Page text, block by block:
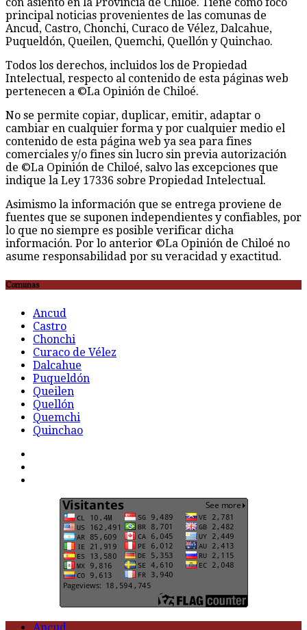
principal noticias provenientes de las comunas de
Ancud, Castro, Chonchi, Curaco de Vélez, Dalcahue,
Puqueldón, Queilen, Quemchi, Quellón y Quinchao.
Todos los derechos, incluidos los de Propiedad
Intelectual, respecto al contenido de esta páginas web
pertenecen a ©La Opinión de Chiloé.
No se permite copiar, duplicar, emitir, adaptar o
cambiar en cualquier forma y por cualquier medio el
contenido de esta página web ya sea para fines
comerciales y/o fines sin lucro sin previa autorización
de ©La Opinión de Chiloé, salvo las excepciones que
indique la Ley 17336 sobre Propiedad Intelectual.
Asimismo la información que se entrega proviene de
fuentes que se suponen independientes y confiables, por
lo que no siempre es posible verificar dicha
información. Por lo anterior ©La Opinión de Chiloé no
asume responsabilidad por su veracidad y exactitud.
Comunas
Ancud
Castro
Chonchi
Curaco de Vélez
Dalcahue
Puqueldón
Queilen
Quellón
Quemchi
Quinchao
Ancud